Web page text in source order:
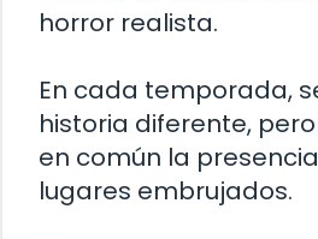
horror realista.
En cada temporada,
historia diferente,
en común la
lugares embrujados.